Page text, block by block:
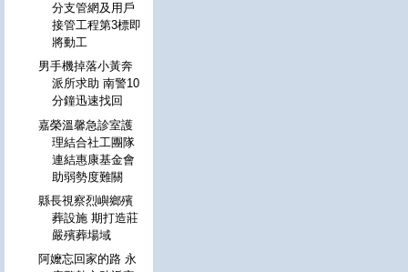
分支管網及用戶
接管工程第3標即
將動工
男手機掉落小黃奔
派所求助 南警10
分鐘迅速找回
嘉榮溫馨急診室護
理結合社工團隊
連結惠康基金會
助弱勢度難關
縣長視察烈嶼鄉殯
葬設施 期打造莊
嚴殯葬場域
阿嬤忘回家的路 永